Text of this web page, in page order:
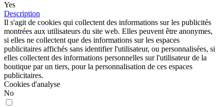
Yes
Description
Il s'agit de cookies qui collectent des informations sur les publicités
montrées aux utilisateurs du site web. Elles peuvent être anonymes,
si elles ne collectent que des informations sur les espaces
publicitaires affichés sans identifier l'utilisateur, ou personnalisées, si
elles collectent des informations personnelles sur l'utilisateur de la
boutique par un tiers, pour la personnalisation de ces espaces
publicitaires.
Cookies d'analyse
No